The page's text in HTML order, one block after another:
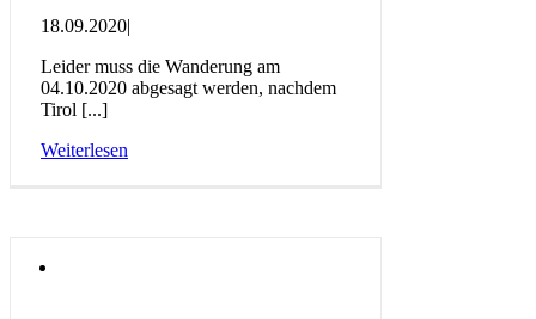
18.09.2020|
Leider muss die Wanderung am
04.10.2020 abgesagt werden, nachdem
Tirol [...]
Weiterlesen